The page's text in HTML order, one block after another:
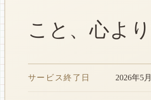
こと、心よ
サービス終了日 2026年5